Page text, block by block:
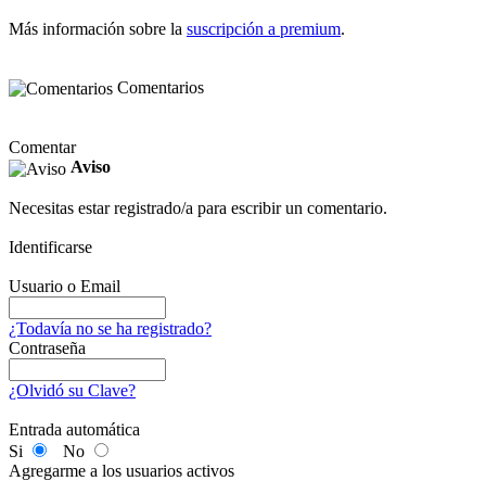
Más información sobre la suscripción a premium.
Comentarios
Comentar
Aviso
Necesitas estar registrado/a para escribir un comentario.
Identificarse
Usuario o Email
¿Todavía no se ha registrado?
Contraseña
¿Olvidó su Clave?
Entrada automática
Si
No
Agregarme a los usuarios activos